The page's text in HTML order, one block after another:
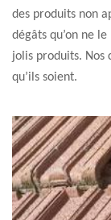
des produits non
dégâts qu’on ne
jolis produits. Nos
qu’ils soient.